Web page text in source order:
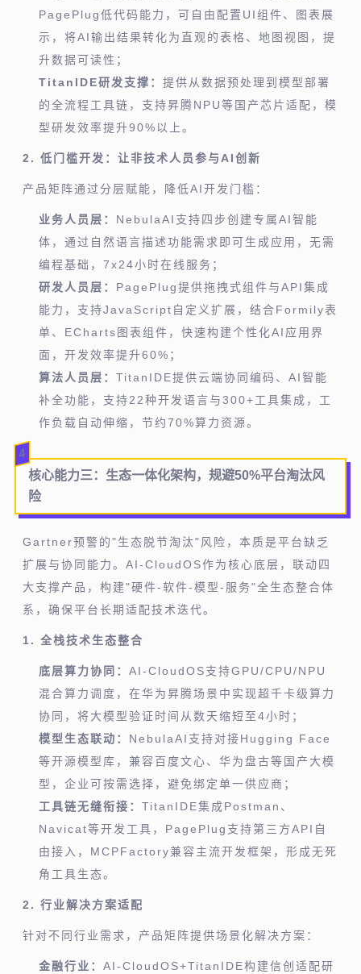
PagePlug低代码能力，可自由配置UI组件、图表展
示，将AI输出结果转化为直观的表格、地图视图，提
升数据可读性；
TitanIDE研发支撑： 提供从数据预处理到模型部署
的全流程工具链，支持昇腾NPU等国产芯片适配，模
型研发效率提升90%以上。
2. 低门槛开发：让非技术人员参与AI创新
产品矩阵通过分层赋能，降低AI开发门槛：
业务人员层： NebulaAI支持四步创建专属AI智能
体，通过自然语言描述功能需求即可生成应用，无需
编程基础，7x24小时在线服务；
研发人员层： PagePlug提供拖拽式组件与API集成
能力，支持JavaScript自定义扩展，结合Formily表
单、ECharts图表组件，快速构建个性化AI应用界
面，开发效率提升60%；
算法人员层： TitanIDE提供云端协同编码、AI智能
补全功能，支持22种开发语言与300+工具集成，工
作负载自动伸缩，节约70%算力资源。
4
核心能力三： 生态一体化架构，规避50%平台淘汰风
险
Gartner预警的"生态脱节淘汰"风险，本质是平台缺乏
扩展与协同能力。AI-CloudOS作为核心底层，联动四
大支撑产品，构建"硬件-软件-模型-服务"全生态整合体
系，确保平台长期适配技术迭代。
1. 全栈技术生态整合
底层算力协同： AI-CloudOS支持GPU/CPU/NPU
混合算力调度，在华为昇腾场景中实现超千卡级算力
协同，将大模型验证时间从数天缩短至4小时；
模型生态联动： NebulaAI支持对接Hugging Face
等开源模型库，兼容百度文心、华为盘古等国产大模
型，企业可按需选择，避免绑定单一供应商；
工具链无缝衔接： TitanIDE集成Postman、
Navicat等开发工具，PagePlug支持第三方API自
由接入，MCPFactory兼容主流开发框架，形成无死
角工具生态。
2. 行业解决方案适配
针对不同行业需求，产品矩阵提供场景化解决方案：
金融行业： AI-CloudOS+TitanIDE构建信创适配研